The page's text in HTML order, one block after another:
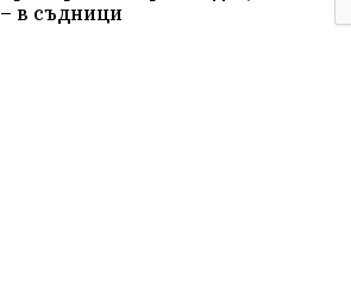
– в съдници